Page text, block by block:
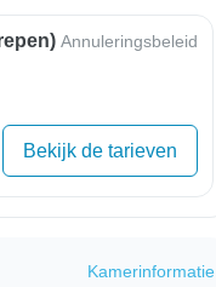
Annuleringsbeleid
Bekijk de tarieven
Kamerinformatie